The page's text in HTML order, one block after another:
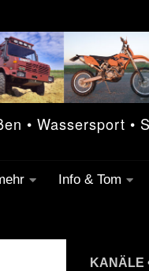
• Wassersport •
Info & Tom
KANÄLE